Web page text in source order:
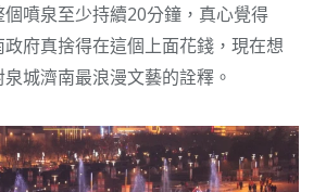
噴泉至少持續20分鐘，真心覺得
府真捨得在這個上面花錢，現在想
城濟南最浪漫文藝的詮釋。